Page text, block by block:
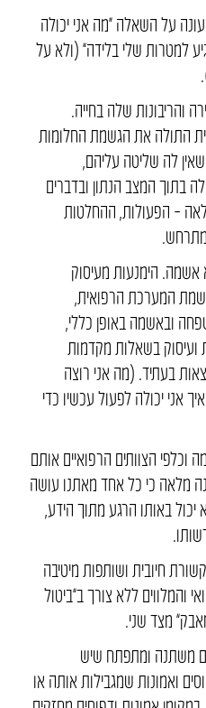
על השאלה “מה אני יכולה
למטרות שלי בלידה” (ולא על
והריבונות שלה בחייה.
התולה את הגשמת החלומות
לה שליטה עליהם,
בתוך המצב הנתון ובדברים
– הפעולות, ההחלטות
הימנעות מעיסוק
המערכת הרפואית,
ובאשמה באופן כללי,
ועיסוק בשאלות מקדמות
בעתיד. (מה אני רוצה
אני יכולה לפעול עכשיו כדי
וכלפי הצוותים הרפואיים אותם
מלאה כי כל אחד מאתנו עושה
באותו הרגע מתוך הידע,
חיובית ושותפות מיטיבה
והמלווים ללא צורך ב”ביטול
מצד שני.
משתנה ומתפתח שיש
ואמונות שמגבילות אותה או